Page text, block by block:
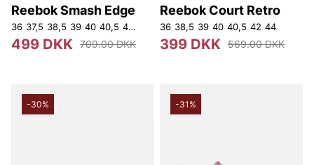
Reebok Smash Edge
36 37,5 38,5 39 40 40,5 41 43 44 45 45,5 47
499 DKK 709.00 DKK
Reebok Court Retro
36 38,5 39 40 40,5 42 44
399 DKK 569.00 DKK
-30% -31%